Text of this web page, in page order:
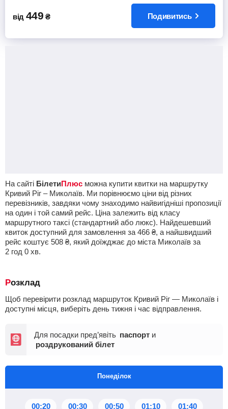
від 449 ₴ Подивитись
На сайті БілетиПлюс можна купити квитки на маршрутку
Кривий Ріг – Миколаїв. Ми порівнюємо ціни від різних
перевізників, завдяки чому знаходимо найвигідніші пропозиції
на один і той самий рейс. Ціна залежить від класу
маршрутного таксі (стандартний або люкс). Найдешевший
квиток доступний для замовлення за 466 ₴, а найшвидший
рейс коштує 508 ₴, який доїжджає до міста Миколаїв за
2 год 0 хв.
Розклад
Щоб перевірити розклад маршруток Кривий Ріг — Миколаїв і
доступні місця, виберіть день тижня і час відправлення.
Для посадки пред’явіть паспорт и
роздрукований білет
Понеділок
00:20 00:30 00:50 01:10 01:40